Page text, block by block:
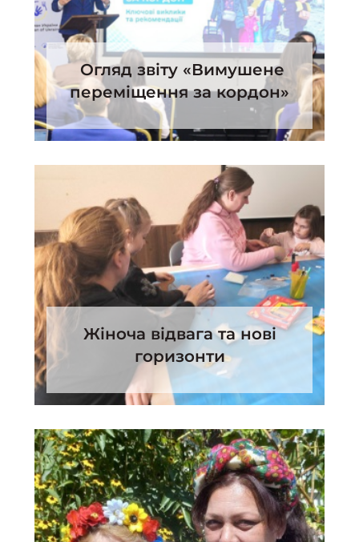
Огляд звіту «Вимушене
переміщення за кордон»
Жіноча відвага та нові
горизонти